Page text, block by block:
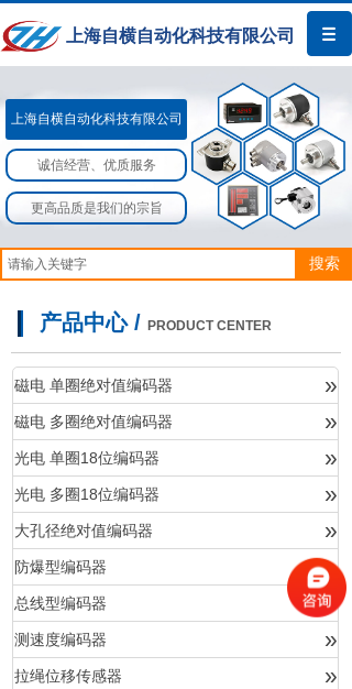
上海自横自动化科技有限公司
上海自横自动化科技有限公司​​
诚信经营、优质服务
更高品质是我们的宗旨
搜索
产品中心 / PRODUCT CENTER
磁电 单圈绝对值编码器 »
磁电 多圈绝对值编码器 »
光电 单圈18位编码器 »
光电 多圈18位编码器 »
大孔径绝对值编码器 »
防爆型编码器 »
总线型编码器 »
测速度编码器 »
拉绳位移传感器 »
产品中心